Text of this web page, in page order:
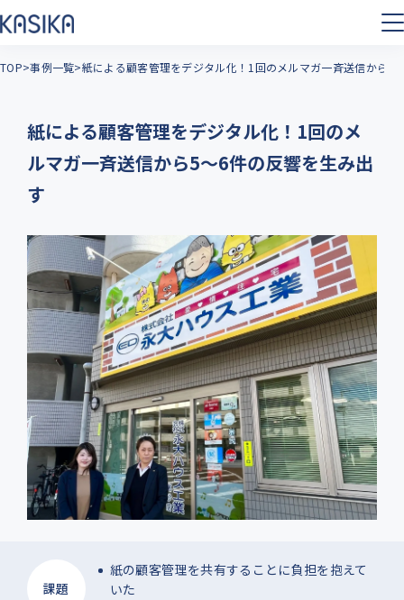
TOP 事例一覧 紙による顧客管理をデジタル化！1回のメルマガ一斉送信から5
紙による顧客管理をデジタル化！1回のメ
ルマガ一斉送信から5～6件の反響を生み出
す
課題
紙の顧客管理を共有することに負担を抱えて
いた